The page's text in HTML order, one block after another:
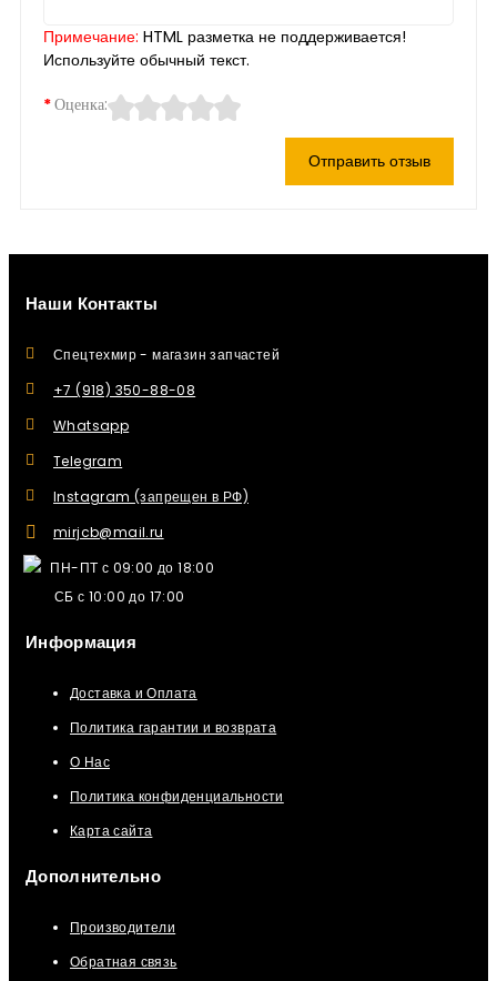
Примечание: HTML разметка не поддерживается!
Используйте обычный текст.
Оценка:
Отправить отзыв
Наши Контакты
Спецтехмир - магазин запчастей
+7 (918) 350-88-08
Whatsapp
Telegram
Instagram (запрещен в РФ)
mirjcb@mail.ru
ПН-ПТ с 09:00 до 18:00
СБ с 10:00 до 17:00
Информация
Доставка и Оплата
Политика гарантии и возврата
О Нас
Политика конфиденциальности
Карта сайта
Дополнительно
Производители
Обратная связь